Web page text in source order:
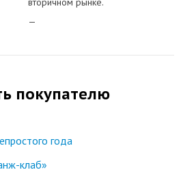
—
покупателю
года
клаб»